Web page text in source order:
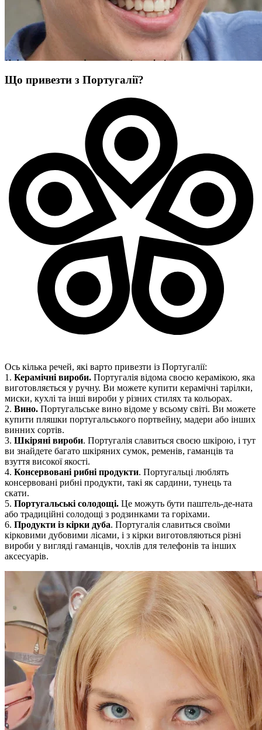
Що привезти з Португалії?
Ось кілька речей, які варто привезти із Португалії:
1. Керамічні вироби. Португалія відома своєю керамікою, яка
виготовляється у ручну. Ви можете купити керамічні тарілки,
миски, кухлі та інші вироби у різних стилях та кольорах.
2. Вино. Португальське вино відоме у всьому світі. Ви можете
купити пляшки португальського портвейну, мадери або інших
винних сортів.
3. Шкіряні вироби. Португалія славиться своєю шкірою, і тут
ви знайдете багато шкіряних сумок, ременів, гаманців та
взуття високої якості.
4. Консервовані рибні продукти. Португальці люблять
консервовані рибні продукти, такі як сардини, тунець та
скати.
5. Португальські солодощі. Це можуть бути паштель-де-ната
або традиційні солодощі з родзинками та горіхами.
6. Продукти із кірки дуба. Португалія славиться своїми
кірковими дубовими лісами, і з кірки виготовляються різні
вироби у вигляді гаманців, чохлів для телефонів та інших
аксесуарів.